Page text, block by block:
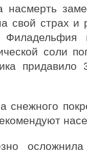
насмерть
свой страх и
соли
снежного